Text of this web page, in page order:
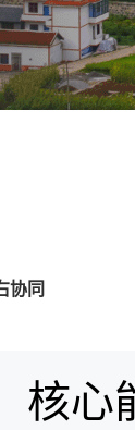
协同
核心